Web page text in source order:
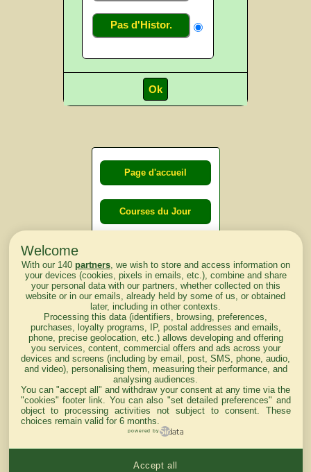
Pas d'Histor.
Page d'accueil
Courses du Jour
lendemain
Courses
d'aujourd'hui
Haut de Page
Mentions légales du site
Welcome
With our 140 partners, we wish to store and access information on
your devices (cookies, pixels in emails, etc.), combine and share
your personal data with our partners, whether collected on this
website or in our emails, already held by some of us, or obtained
later, including in other contexts.
Processing this data (identifiers, browsing, preferences,
purchases, loyalty programs, IP, postal addresses and emails,
phone, precise geolocation, etc.) allows developing and offering
you services, content, commercial offers and ads across your
devices and screens (including by email, post, SMS, phone, audio,
and video), personalising them, measuring their performance, and
analysing audiences.
You can "accept all" and withdraw your consent at any time via the
"cookies" footer link . You can also "set detailed preferences" and
object to processing activities not subject to consent. These
choices remain valid for 6 months.
powered by
Accept all